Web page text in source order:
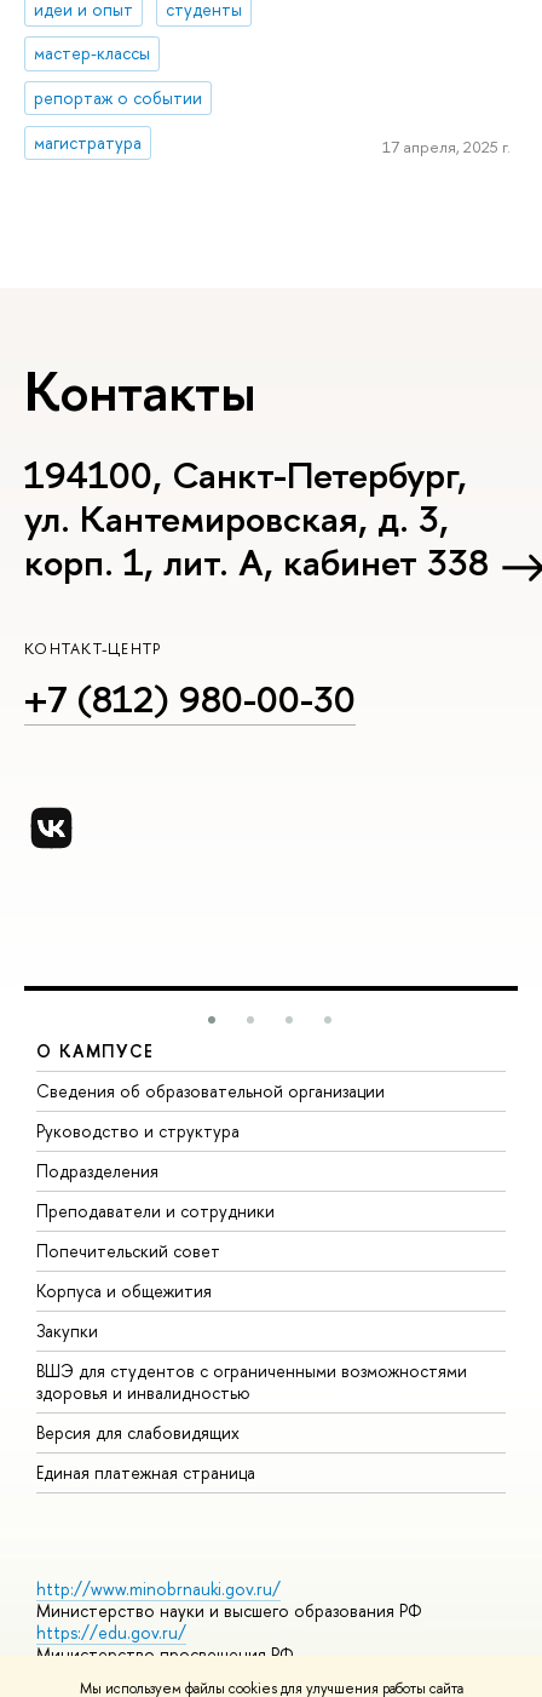
Мы используем файлы cookies для улучшения работы сайта
идеи и опыт
студенты
мастер-классы
репортаж о событии
магистратура
17 апреля, 2025 г.
Контакты
194100, Санкт-Петербург,
ул. Кантемировская, д. 3,
корп. 1, лит. А, кабинет 338
КОНТАКТ-ЦЕНТР
+7 (812) 980-00-30
О КАМПУСЕ
Сведения об образовательной организации
Руководство и структура
Подразделения
Преподаватели и сотрудники
Попечительский совет
Корпуса и общежития
Закупки
ВШЭ для студентов с ограниченными возможностями
здоровья и инвалидностью
Версия для слабовидящих
Единая платежная страница
http://www.minobrnauki.gov.ru/
Министерство науки и высшего образования РФ
https://edu.gov.ru/
Министерство просвещения РФ
https://elearning.hse.ru/mooc